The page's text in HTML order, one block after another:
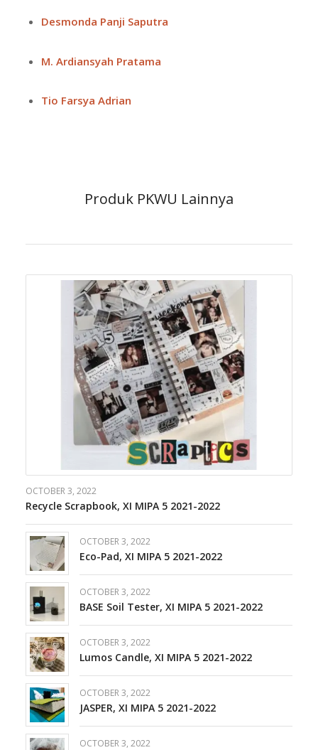
Desmonda Panji Saputra
M. Ardiansyah Pratama
Tio Farsya Adrian
Produk PKWU Lainnya
OCTOBER 3, 2022
Recycle Scrapbook, XI MIPA 5 2021-2022
OCTOBER 3, 2022
Eco-Pad, XI MIPA 5 2021-2022
OCTOBER 3, 2022
BASE Soil Tester, XI MIPA 5 2021-2022
OCTOBER 3, 2022
Lumos Candle, XI MIPA 5 2021-2022
OCTOBER 3, 2022
JASPER, XI MIPA 5 2021-2022
OCTOBER 3, 2022